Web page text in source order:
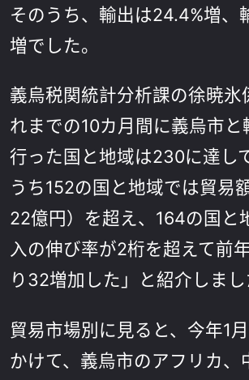
そのうち、輸出は24.4%増、
増でした。
義烏税関統計分析課の徐暁氷
れまでの10カ月間に義烏市と
行った国と地域は230に達し
うち152の国と地域では貿易
22億円）を超え、164の国と
入の伸び率が2桁を超えて前
り32増加した」と紹介しまし
貿易市場別に見ると、今年1
かけて、義烏市のアフリカ、